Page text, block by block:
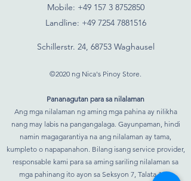
Mobile: +49 157 3 8752850
Landline: +49 7254 7881516
Schillerstr. 24, 68753 Waghausel
©2020 ng Nica's Pinoy Store.
Pananagutan para sa nilalaman
Ang mga nilalaman ng aming mga pahina ay nilikha
nang may labis na pangangalaga. Gayunpaman, hindi
namin magagarantiya na ang nilalaman ay tama,
kumpleto o napapanahon. Bilang isang service provider,
responsable kami para sa aming sariling nilalaman sa
mga pahinang ito ayon sa Seksyon 7, Talata 1 ng